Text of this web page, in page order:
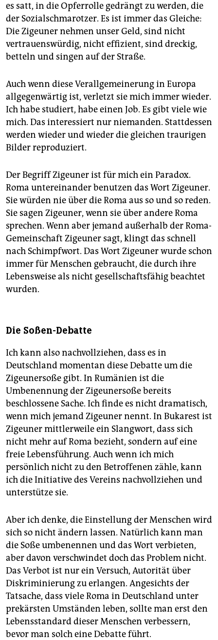
es satt, in die Opferrolle gedrängt zu werden, die
der Sozialschmarotzer. Es ist immer das Gleiche:
Die Zigeuner nehmen unser Geld, sind nicht
vertrauenswürdig, nicht effizient, sind dreckig,
betteln und singen auf der Straße.
Auch wenn diese Verallgemeinerung in Europa
allgegenwärtig ist, verletzt sie mich immer wieder.
Ich habe studiert, habe einen Job. Es gibt viele wie
mich. Das interessiert nur niemanden. Stattdessen
werden wieder und wieder die gleichen traurigen
Bilder reproduziert.
Der Begriff Zigeuner ist für mich ein Paradox.
Roma untereinander benutzen das Wort Zigeuner.
Sie würden nie über die Roma aus so und so reden.
Sie sagen Zigeuner, wenn sie über andere Roma
sprechen. Wenn aber jemand außerhalb der Roma-
Gemeinschaft Zigeuner sagt, klingt das schnell
nach Schimpfwort. Das Wort Zigeuner wurde schon
immer für Menschen gebraucht, die durch ihre
Lebensweise als nicht gesellschaftsfähig beachtet
wurden.
Die Soßen-Debatte
Ich kann also nachvollziehen, dass es in
Deutschland momentan diese Debatte um die
Zigeunersoße gibt. In Rumänien ist die
Umbenennung der Zigeunersoße bereits
beschlossene Sache. Ich finde es nicht dramatisch,
wenn mich jemand Zigeuner nennt. In Bukarest ist
Zigeuner mittlerweile ein Slangwort, dass sich
nicht mehr auf Roma bezieht, sondern auf eine
freie Lebensführung. Auch wenn ich mich
persönlich nicht zu den Betroffenen zähle, kann
ich die Initiative des Vereins nachvollziehen und
unterstütze sie.
Aber ich denke, die Einstellung der Menschen wird
sich so nicht ändern lassen. Natürlich kann man
die Soße umbenennen und das Wort verbieten,
aber davon verschwindet doch das Problem nicht.
Das Verbot ist nur ein Versuch, Autorität über
Diskriminierung zu erlangen. Angesichts der
Tatsache, dass viele Roma in Deutschland unter
prekärsten Umständen leben, sollte man erst den
Lebensstandard dieser Menschen verbessern,
bevor man solch eine Debatte führt.